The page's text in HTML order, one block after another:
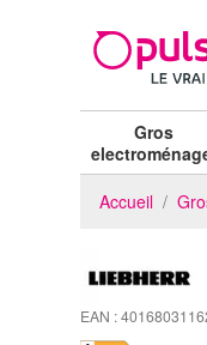
Gros
Accueil
EAN :